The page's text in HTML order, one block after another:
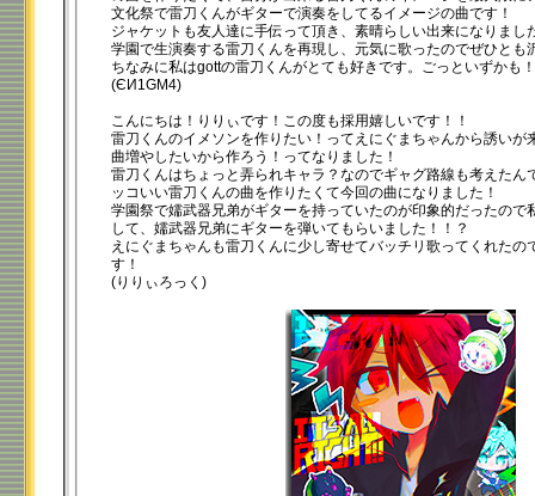
文化祭で雷刀くんがギターで演奏をしてるイメージの曲です！
ジャケットも友人達に手伝って頂き、素晴らしい出来になりまし
学園で生演奏する雷刀くんを再現し、元気に歌ったのでぜひとも
ちなみに私はgottの雷刀くんがとても好きです。ごっといずかも
(ЄИ1GM4)
こんにちは！りりぃです！この度も採用嬉しいです！！
雷刀くんのイメソンを作りたい！ってえにぐまちゃんから誘いが
曲増やしたいから作ろう！ってなりました！
雷刀くんはちょっと弄られキャラ？なのでギャグ路線も考えたん
ッコいい雷刀くんの曲を作りたくて今回の曲になりました！
学園祭で嬬武器兄弟がギターを持っていたのが印象的だったので
して、嬬武器兄弟にギターを弾いてもらいました！！？
えにぐまちゃんも雷刀くんに少し寄せてバッチリ歌ってくれたの
す！
(りりぃろっく)